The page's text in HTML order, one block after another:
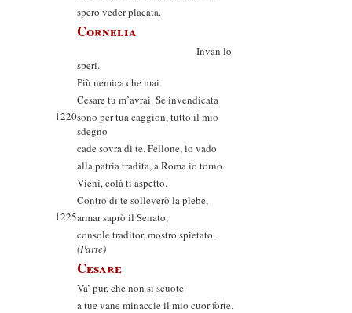
spero veder placata.
Cornelia
Invan lo
speri.
Più nemica che mai
Cesare tu m’avrai. Se invendicata
1220sono per tua caggion, tutto il mio
sdegno
cade sovra di te. Fellone, io vado
alla patria tradita, a Roma io torno.
Vieni, colà ti aspetto.
Contro di te solleverò la plebe,
1225armar saprò il Senato,
console traditor, mostro spietato.
(Parte)
Cesare
Va’ pur, che non si scuote
a tue vane minaccie il mio cuor forte.